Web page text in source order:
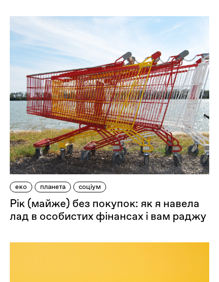
еко планета соціум
Рік (майже) без покупок: як я навела
лад в особистих фінансах і вам раджу